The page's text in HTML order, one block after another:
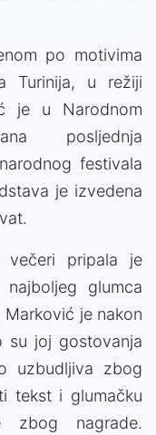
po motivima
Turinija, u režiji
je u Narodnom
posljednja
festivala
je izvedena
večeri pripala je
glumca
je nakon
su joj gostovanja
uzbudljiva zbog
tekst i glumačku
zbog nagrade.